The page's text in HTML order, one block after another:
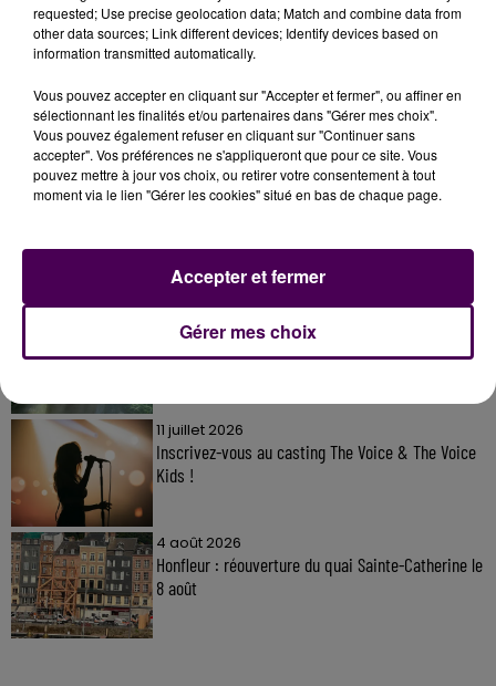
À LA UNE
Gagnez vos entrées à Terra Botanica !
11 juillet 2026
Inscrivez-vous au casting The Voice & The Voice
Kids !
4 août 2026
Honfleur : réouverture du quai Sainte-Catherine le
8 août
requested; Use precise geolocation data; Match and combine data from
other data sources; Link different devices; Identify devices based on
information transmitted automatically.
Vous pouvez accepter en cliquant sur "Accepter et fermer", ou affiner en
sélectionnant les finalités et/ou partenaires dans "Gérer mes choix".
Vous pouvez également refuser en cliquant sur "Continuer sans
accepter". Vos préférences ne s'appliqueront que pour ce site. Vous
pouvez mettre à jour vos choix, ou retirer votre consentement à tout
moment via le lien "Gérer les cookies" situé en bas de chaque page.
Gérer mes choix
Accepter et fermer